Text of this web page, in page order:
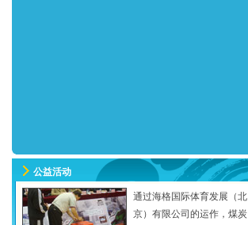
公益活动
通过海格国际体育发展（北
京）有限公司的运作，煤炭